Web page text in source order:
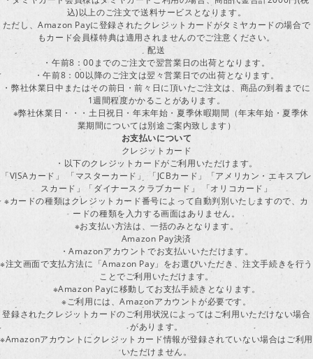
込)以上のご注文で送料サービスとなります。
ただし、Amazon Payに登録されたクレジットカードがタミヤカードの場合で
もカード会員様特典は適用されませんのでご注意ください。
配送
・午前8：00までのご注文で翌営業日の出荷となります。
・午前8：00以降のご注文は翌々営業日での出荷となります。
・弊社休業日中またはその前日・前々日に頂いたご注文は、商品の到着までに
1週間程度かかることがあります。
※弊社休業日・・・土日祝日・年末年始・夏季休暇期間（年末年始・夏季休
業期間については別途ご案内致します）
お支払いについて
クレジットカード
・以下のクレジットカードがご利用いただけます。
「VISAカード」 「マスターカード」 「JCBカード」「アメリカン・エキスプレ
スカード」「ダイナースクラブカード」 「オリコカード」
※カードの種類はクレジットカード番号によって自動判別いたしますので、カ
ードの種類を入力する画面はありません。
※お支払い方法は、一括のみとなります。
Amazon Pay決済
・Amazonアカウントでお支払いいただけます。
※注文画面で支払方法に「Amazon Pay」をお選びいただき、注文手続きを行う
ことでご利用いただけます。
※Amazon Payに移動してお支払手続きとなります。
※ご利用には、Amazonアカウントが必要です。
登録されたクレジットカードのご利用状況によってはご利用いただけない場合
があります。
※Amazonアカウントにクレジットカード情報が登録されていない場合はご利用
いただけません。